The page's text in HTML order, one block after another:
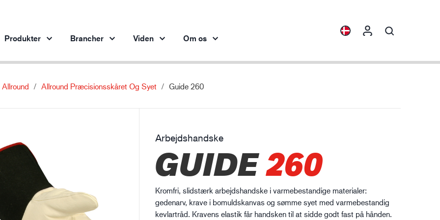
Produkter
Maskinindustrien
Olie- og gasindustrien
Bygge- og anlægsvirksomhed
HXFIBR™
SPARX™
XLNT™
Brancher
Stålindustrien Maskinindustrien
Viden Om os
Allround Allround Præcisionsskåret Og Syet Guide 260
Arbejdshandske
GUIDE260
Kromfri, slidstærk arbejdshandske i varmebestandige materialer:
gedenarv, krave i bomuldskanvas og sømme syet med varmebestandig
kevlartråd. Kravens elastik får handsken til at sidde godt fast på hånden.